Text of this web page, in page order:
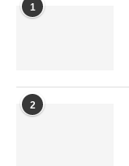
1
2